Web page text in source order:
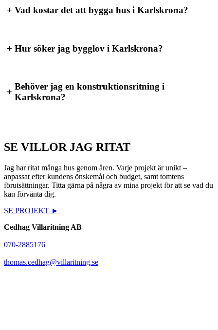
+ Vad kostar det att bygga hus i Karlskrona?
+ Hur söker jag bygglov i Karlskrona?
+
Behöver jag en konstruktionsritning i
Karlskrona?
SE VILLOR JAG RITAT
Jag har ritat många hus genom åren. Varje projekt är unikt –
anpassat efter kundens önskemål och budget, samt tomtens
förutsättningar. Titta gärna på några av mina projekt för att se vad du
kan förvänta dig.
SE PROJEKT ►
Cedhag Villaritning AB
070-2885176
thomas.cedhag@villaritning.se